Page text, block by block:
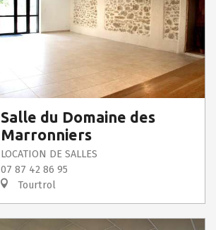
Salle du Domaine des
Marronniers
LOCATION DE SALLES
07 87 42 86 95
Tourtrol